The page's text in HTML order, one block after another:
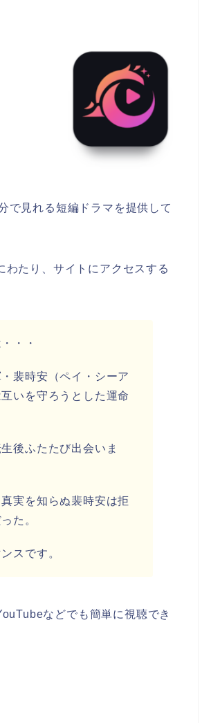
で見れる短編ドラマを提供して
わたり、サイトにアクセスする
・・
裴時安（ペイ・シーア
いを守ろうとした運命
後ふたたび出会いま
実を知らぬ裴時安は拒
た。
スです。
などでも簡単に視聴でき